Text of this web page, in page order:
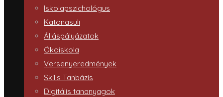
Iskolapszichológus
Katonasuli
Álláspályázatok
Ökoiskola
Versenyeredmények
Skills Tanbázis
Digitális tananyagok